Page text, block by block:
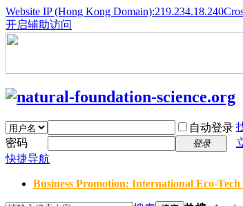
Website IP (Hong Kong Domain):219.234.18.240
开启辅助访问
自动登录
密码
登录
快捷导航
Business Promotion: International Eco-